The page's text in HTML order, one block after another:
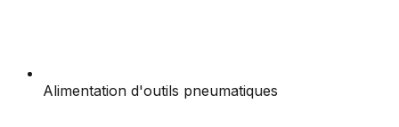
Alimentation d'outils pneumatiques